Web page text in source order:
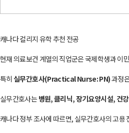
캐나다 컬리지 유학 추천 전공
현재 의료보건 계열의 직업군은 국제학생과 이
특히 실무간호사(Practical Nurse: PN)과정
실무간호사는병원, 클리닉, 장기요양시설, 건
캐나다 정부 조사에 따르면, 실무간호사의 고용